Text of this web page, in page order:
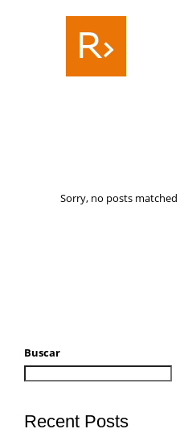
Sorry, no posts
Buscar
Recent Posts